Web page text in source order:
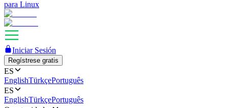
para Linux
Iniciar Sesión
Regístrese gratis
ES
EnglishTürkçePortuguês
ES
EnglishTürkçePortuguês